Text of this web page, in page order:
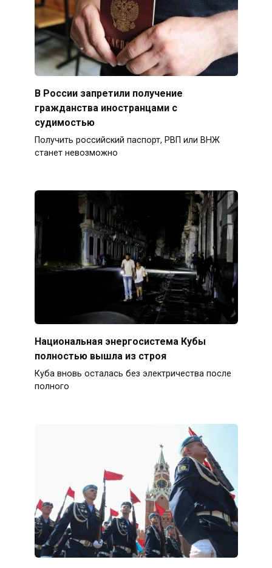
В России запретили получение
гражданства иностранцами с
судимостью
Получить российский паспорт, РВП или ВНЖ
станет невозможно
Национальная энергосистема Кубы
полностью вышла из строя
Куба вновь осталась без электричества после
полного